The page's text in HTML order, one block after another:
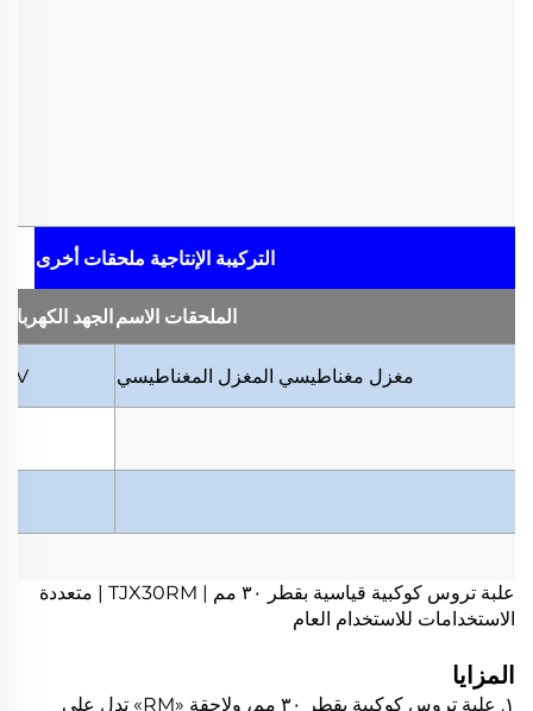
التركيبة الإنتاجية ملحقات أخرى
الملحقات الاسم الجهد
مغزل مغناطيسي المغزل المغناطيسي
علبة تروس كوكبية قياسية بقطر ٣٠ مم | TJX30RM | متعددة
الاستخدامات للاستخدام العام
المزايا
١. علبة تروس كوكبية بقطر ٣٠ مم، ولاحقة «RM» تدل على